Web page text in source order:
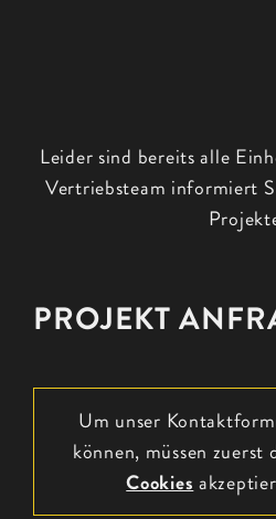
Leider sind bereits alle
Vertriebsteam informiert
PROJEKT
Um unser
können, müssen zuerst
Cookies